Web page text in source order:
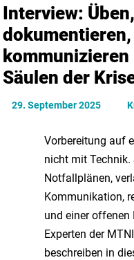
Interview: Üben,
dokumentieren,
kommunizieren
Säulen der
29. September 2025
Vorbereitung auf
nicht mit
Notfallplänen,
Kommunikation,
und einer offenen
Experten der
beschreiben in